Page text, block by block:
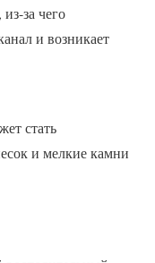
за чего
и возникает
стать
и мелкие камни